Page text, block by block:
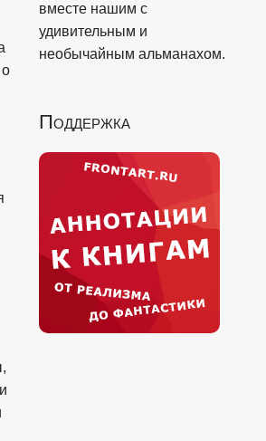
вместе нашим с
удивительным и
необычайным альманахом.
Поддержка